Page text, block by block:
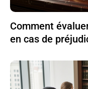
Comment
en cas de